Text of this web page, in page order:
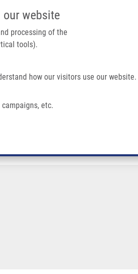
our website
processing of the
tools).
how our visitors use our website.
etc.
IMTM PORTÁL